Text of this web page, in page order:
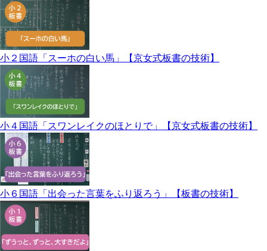
小２国語「スーホの白い馬」【京女式板書の技術】
小４国語「スワンレイクのほとりで」【京女式板書の技術】
小６国語「出会った言葉をふり返ろう」【板書の技術】